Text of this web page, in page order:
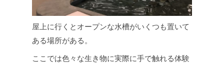
屋上に行くとオープンな水槽がいくつも置いて
ある場所がある。
ここでは色々な生き物に実際に手で触れる体験